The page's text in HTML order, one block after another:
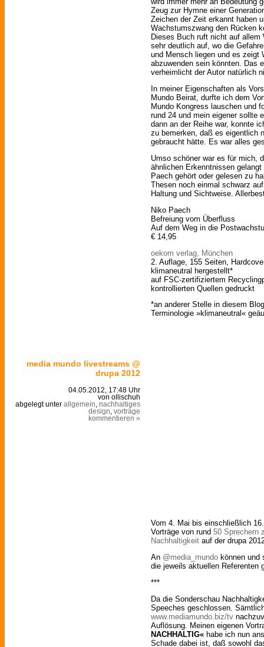
Zeug zur Hymne einer
Zeichen der Zeit erkannt haben
Wachstumszwang den Rücken
Dieses Buch ruft nicht auf
sehr deutlich auf, wo die
und Mensch liegen und es zeigt
abzuwenden sein könnten. Das
verheimlicht der Autor natürlich
In meiner Eigenschaften als
Mundo Beirat, durfte ich dem
Mundo Kongress lauschen und
rund 24 und mein eigener sollte
dann an der Reihe war, konnte
zu bemerken, daß es eigentlich
gebraucht hätte. Es war alles
Umso schöner war es für mich,
ähnlichen Erkenntnissen
Paech gehört oder gelesen zu
Thesen noch einmal schwarz
Haltung und Sichtweise.
Niko Paech
Befreiung vom Überfluss
Auf dem Weg in die
€ 14,95
oekom verlag, München
2. Auflage, 155 Seiten,
klimaneutral hergestellt*
auf FSC-zertifiziertem
kontrollierten Quellen gedruckt
*an anderer Stelle in diesem
Terminologie »klimaneutral«
media mundo livestreams @
drupa 2012
04.05.2012, 17:48 Uhr
von ollischuh
abgelegt unter allgemein nachhaltiges
design vorträge
kommentieren »
Vom 4. Mai bis einschließlich
Vorträge von rund 50 Sprechern
Nachhaltigkeit auf der drupa
An @media_mundo können und
die jeweils aktuellen Referenten
***
Da die Sonderschau
Speeches geschlossen.
www.mediamundo.biz/tv
Auflösung. Meinen eigenen
NACHHALTIG« habe ich nun
Schade dabei ist, daß sowohl